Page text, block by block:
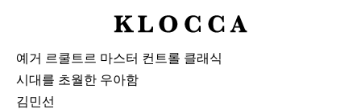
K
O
C
예거 르쿨트르 마스터 컨트롤 클래식
시대를 초월한 우아함
김민선